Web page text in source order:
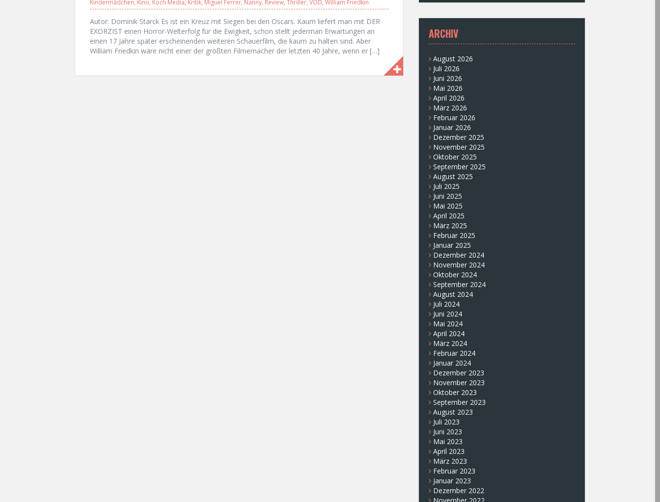
Kindermädchen, Kino, Koch Media, Kritik, Miguel Ferrer, Nanny, Review, Thriller, VOD, William Friedkin
Autor: Dominik Starck Es ist ein Kreuz mit Siegen bei den Oscars. Kaum liefert man mit DER
EXORZIST einen Horror-Welterfolg für die Ewigkeit, schon stellt jederman Erwartungen an
einen 17 Jahre später erscheinenden weiteren Schauerfilm, die kaum zu halten sind. Aber
William Friedkin wäre nicht einer der größten Filmemacher der letzten 40 Jahre, wenn er […]
ARCHIV
August 2026
Juli 2026
Juni 2026
Mai 2026
April 2026
März 2026
Februar 2026
Januar 2026
Dezember 2025
November 2025
Oktober 2025
September 2025
August 2025
Juli 2025
Juni 2025
Mai 2025
April 2025
März 2025
Februar 2025
Januar 2025
Dezember 2024
November 2024
Oktober 2024
September 2024
August 2024
Juli 2024
Juni 2024
Mai 2024
April 2024
März 2024
Februar 2024
Januar 2024
Dezember 2023
November 2023
Oktober 2023
September 2023
August 2023
Juli 2023
Juni 2023
Mai 2023
April 2023
März 2023
Februar 2023
Januar 2023
Dezember 2022